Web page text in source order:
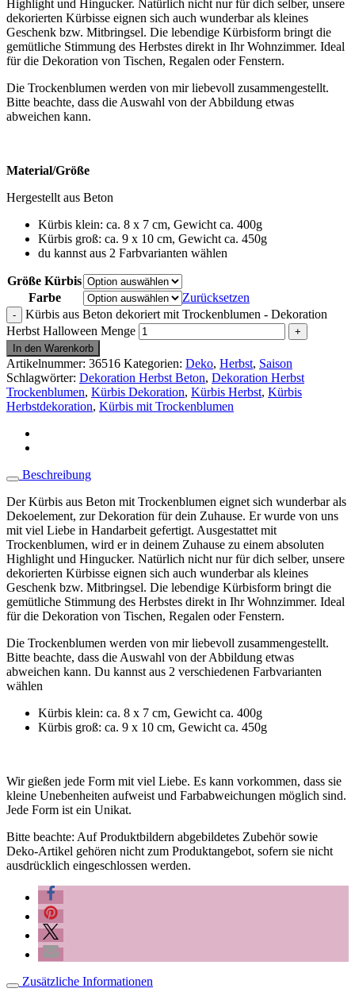
Highlight und Hingucker. Natürlich nicht nur für dich selber, unsere
dekorierten Kürbisse eignen sich auch wunderbar als kleines
Geschenk bzw. Mitbringsel. Die lebendige Kürbisform bringt die
gemütliche Stimmung des Herbstes direkt in Ihr Wohnzimmer. Ideal
für die Dekoration von Tischen, Regalen oder Fenstern.
Die Trockenblumen werden von mir liebevoll zusammengestellt.
Bitte beachte, dass die Auswahl von der Abbildung etwas
abweichen kann.
Material/Größe
Hergestellt aus Beton
Kürbis klein: ca. 8 x 7 cm, Gewicht ca. 400g
Kürbis groß: ca. 9 x 10 cm, Gewicht ca. 450g
du kannst aus 2 Farbvarianten wählen
Größe Kürbis
Farbe
Zurücksetzen
Kürbis aus Beton dekoriert mit Trockenblumen - Dekoration
Herbst Halloween Menge
In den Warenkorb
Artikelnummer: 36516 Kategorien: Deko, Herbst, Saison
Schlagwörter: Dekoration Herbst Beton, Dekoration Herbst
Trockenblumen, Kürbis Dekoration, Kürbis Herbst, Kürbis
Herbstdekoration, Kürbis mit Trockenblumen
Beschreibung
Der Kürbis aus Beton mit Trockenblumen eignet sich wunderbar als
Dekoelement, zur Dekoration für dein Zuhause. Er wurde von uns
mit viel Liebe in Handarbeit gefertigt. Ausgestattet mit
Trockenblumen, wird er in deinem Zuhause zu einem absoluten
Highlight und Hingucker. Natürlich nicht nur für dich selber, unsere
dekorierten Kürbisse eignen sich auch wunderbar als kleines
Geschenk bzw. Mitbringsel. Die lebendige Kürbisform bringt die
gemütliche Stimmung des Herbstes direkt in Ihr Wohnzimmer. Ideal
für die Dekoration von Tischen, Regalen oder Fenstern.
Die Trockenblumen werden von mir liebevoll zusammengestellt.
Bitte beachte, dass die Auswahl von der Abbildung etwas
abweichen kann. Du kannst aus 2 verschiedenen Farbvarianten
wählen
Kürbis klein: ca. 8 x 7 cm, Gewicht ca. 400g
Kürbis groß: ca. 9 x 10 cm, Gewicht ca. 450g
Wir gießen jede Form mit viel Liebe. Es kann vorkommen, dass sie
kleine Unebenheiten aufweist und Farbabweichungen möglich sind.
Jede Form ist ein Unikat.
Bitte beachte: Auf Produktbildern abgebildetes Zubehör sowie
Deko-Artikel gehören nicht zum Produktangebot, sofern sie nicht
ausdrücklich eingeschlossen werden.
Zusätzliche Informationen